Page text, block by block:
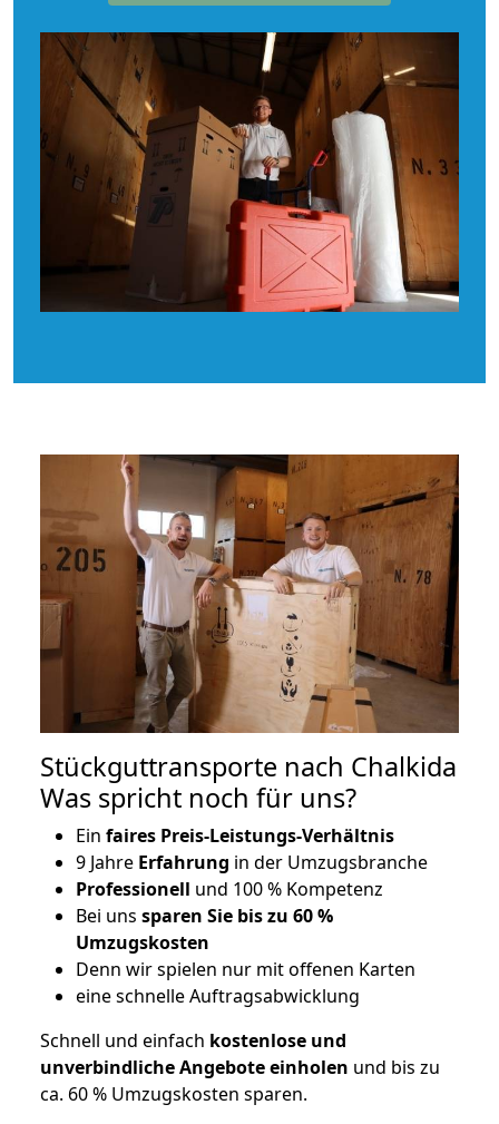
Stückguttransporte nach Chalkida
Was spricht noch für uns?
Ein faires Preis-Leistungs-Verhältnis
9 Jahre Erfahrung in der Umzugsbranche
Professionell und 100 % Kompetenz
Bei uns sparen Sie bis zu 60 %
Umzugskosten
Denn wir spielen nur mit offenen Karten
eine schnelle Auftragsabwicklung
Schnell und einfach kostenlose und
unverbindliche Angebote einholen und bis zu
ca. 60 % Umzugskosten sparen.